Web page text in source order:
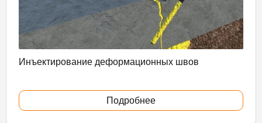
Инъектирование деформационных швов
Подробнее